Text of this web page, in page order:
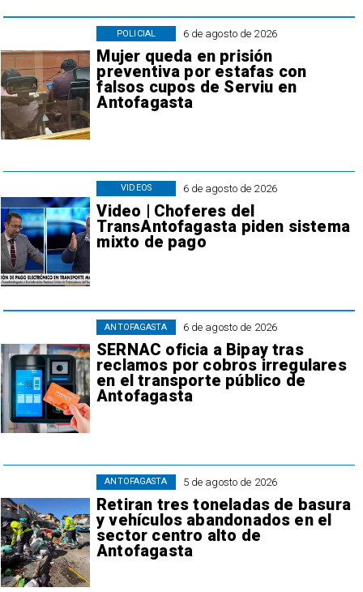
6 de agosto de 2026
Mujer queda en prisión
preventiva por estafas con
falsos cupos de Serviu en
Antofagasta
POLICIAL
6 de agosto de 2026
Video | Choferes del
TransAntofagasta piden sistema
mixto de pago
VIDEOS
6 de agosto de 2026
SERNAC oficia a Bipay tras
reclamos por cobros irregulares
en el transporte público de
Antofagasta
ANTOFAGASTA
5 de agosto de 2026
Retiran tres toneladas de basura
y vehículos abandonados en el
sector centro alto de
Antofagasta
ANTOFAGASTA